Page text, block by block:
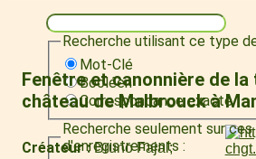
Recherche utilisant ce type
Mot-Clé
Booléen
Correspondance exacte
Recherche seulement sur
d'enregistrements :
Fenêtre et canonnière de
château de Malbrouck à
Créateur
Bruno Fajal